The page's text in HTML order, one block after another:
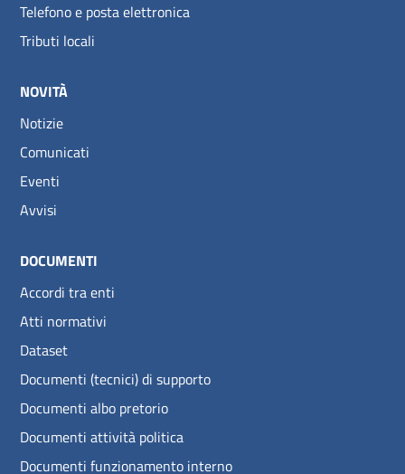
Telefono e posta elettronica
Tributi locali
NOVITÀ
Notizie
Comunicati
Eventi
Avvisi
DOCUMENTI
Accordi tra enti
Atti normativi
Dataset
Documenti (tecnici) di supporto
Documenti albo pretorio
Documenti attività politica
Documenti funzionamento interno